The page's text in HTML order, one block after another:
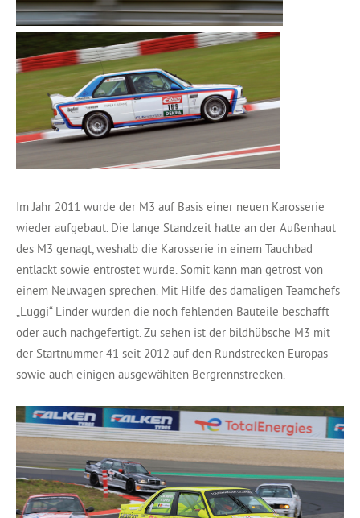
Im Jahr 2011 wurde der M3 auf Basis einer neuen Karosserie
wieder aufgebaut. Die lange Standzeit hatte an der Außenhaut
des M3 genagt, weshalb die Karosserie in einem Tauchbad
entlackt sowie entrostet wurde. Somit kann man getrost von
einem Neuwagen sprechen. Mit Hilfe des damaligen Teamchefs
„Luggi“ Linder wurden die noch fehlenden Bauteile beschafft
oder auch nachgefertigt. Zu sehen ist der bildhübsche M3 mit
der Startnummer 41 seit 2012 auf den Rundstrecken Europas
sowie auch einigen ausgewählten Bergrennstrecken.